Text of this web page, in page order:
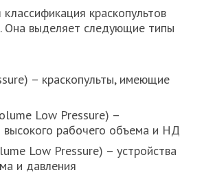
краскопультов
Она выделяет следующие типы
– краскопульты, имеющие
Low Pressure) –
высокого рабочего объема и НД
Low Pressure) – устройства
и давления